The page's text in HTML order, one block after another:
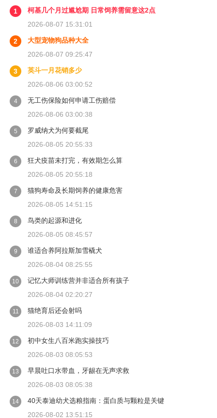
1
柯基几个月过尴尬期 日常饲养需留意这2点
2026-08-07 15:31:01
2
大型宠物狗品种大全
2026-08-07 09:25:47
3
英斗一月花销多少
2026-08-06 03:00:52
4
无工伤保险如何申请工伤赔偿
2026-08-06 03:00:38
5
罗威纳犬为何要截尾
2026-08-05 20:55:33
6
狂犬疫苗未打完，有效期怎么算
2026-08-05 20:55:18
7
猫狗寿命及长期饲养的健康危害
2026-08-05 14:51:15
8
鸟类的起源和进化
2026-08-05 08:45:57
9
谁适合养阿拉斯加雪橇犬
2026-08-04 08:25:55
10
记忆大师训练营并非适合所有孩子
2026-08-04 02:20:27
11
猫绝育后还会射吗
2026-08-03 14:11:09
12
初中女生八百米跑实操技巧
2026-08-03 08:05:53
13
早晨吐口水带血，牙龈在无声求救
2026-08-03 08:05:38
14
40天泰迪幼犬选粮指南：蛋白质与颗粒是关键
2026-08-02 13:51:15